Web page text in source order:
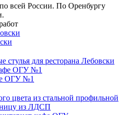
всей России. По Оренбургу
стулья для ресторана Лебовски
ОГУ №1
цвета из стальной профильной
из ЛДСП